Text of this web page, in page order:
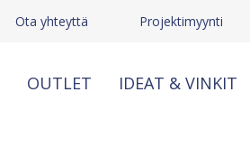
Ota yhteyttä Projektimyynti
OUTLET IDEAT & VINKIT